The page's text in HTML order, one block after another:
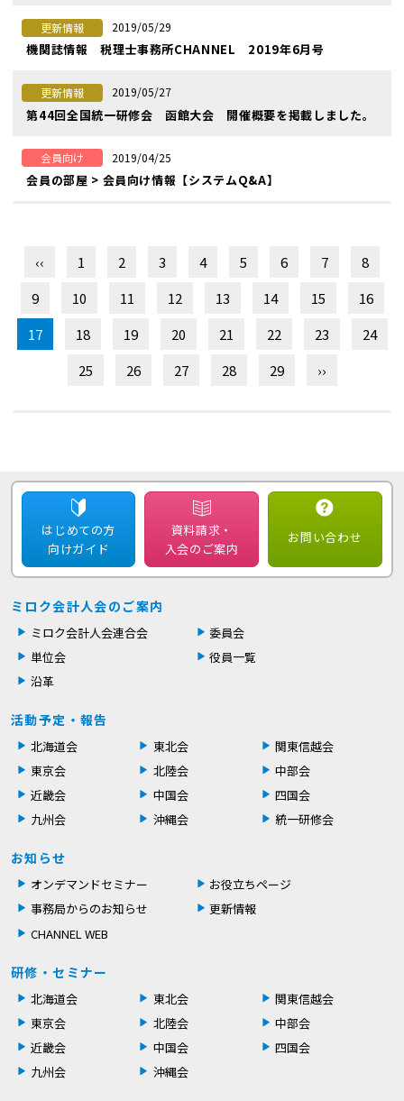
更新情報 2019/05/29
機関誌情報 税理士事務所CHANNEL 2019年6月号
更新情報 2019/05/27
第44回全国統一研修会 函館大会 開催概要を掲載しました。
会員向け 2019/04/25
会員の部屋 > 会員向け情報【システムQ&A】
‹‹ 1 2 3 4 5 6 7
8
9
10 11 12 13 14 15
16
17
18 19 20 21 22 23
24
25
26 27 28 29 ››
はじめての方
向けガイド
資料請求・
入会のご案内
お問い合わせ
ミロク会計人会のご案内
ミロク会計人会連合会
委員会
単位会
役員一覧
沿革
活動予定・報告
北海道会 東北会
関東信越会
東京会
北陸会
中部会
近畿会
中国会
四国会
九州会
沖縄会 統一研修会
お知らせ
オンデマンドセミナー
お役立ちページ
事務局からのお知らせ
更新情報
CHANNEL WEB
研修・セミナー
北海道会 東北会
関東信越会
東京会
北陸会
中部会
近畿会
中国会
四国会
九州会
沖縄会